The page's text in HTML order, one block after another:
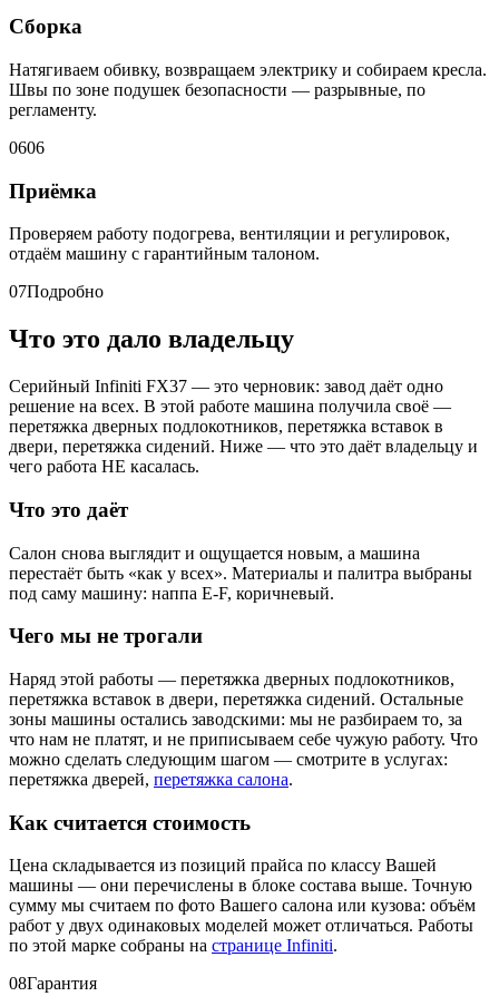
Сборка
Натягиваем обивку, возвращаем электрику и собираем кресла.
Швы по зоне подушек безопасности — разрывные, по
регламенту.
0606
Приёмка
Проверяем работу подогрева, вентиляции и регулировок,
отдаём машину с гарантийным талоном.
07Подробно
Что это дало владельцу
Серийный Infiniti FX37 — это черновик: завод даёт одно
решение на всех. В этой работе машина получила своё —
перетяжка дверных подлокотников, перетяжка вставок в
двери, перетяжка сидений. Ниже — что это даёт владельцу и
чего работа НЕ касалась.
Что это даёт
Салон снова выглядит и ощущается новым, а машина
перестаёт быть «как у всех». Материалы и палитра выбраны
под саму машину: наппа E-F, коричневый.
Чего мы не трогали
Наряд этой работы — перетяжка дверных подлокотников,
перетяжка вставок в двери, перетяжка сидений. Остальные
зоны машины остались заводскими: мы не разбираем то, за
что нам не платят, и не приписываем себе чужую работу. Что
можно сделать следующим шагом — смотрите в услугах:
перетяжка дверей, перетяжка салона.
Как считается стоимость
Цена складывается из позиций прайса по классу Вашей
машины — они перечислены в блоке состава выше. Точную
сумму мы считаем по фото Вашего салона или кузова: объём
работ у двух одинаковых моделей может отличаться. Работы
по этой марке собраны на странице Infiniti.
08Гарантия